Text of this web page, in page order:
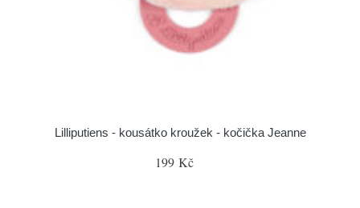
Lilliputiens - kousátko kroužek - kočička Jeanne
199 Kč